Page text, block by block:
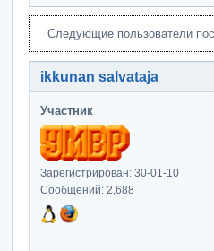
Следующие пользователи
ikkunan salvataja
Участник
Зарегистрирован: 30-01-10
Сообщений: 2,688